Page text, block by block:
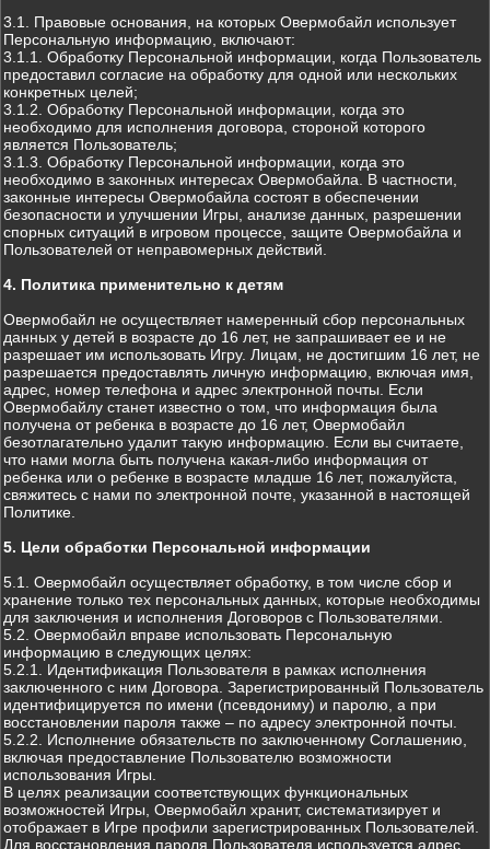
3.1. Правовые основания, на которых Овермобайл использует
Персональную информацию, включают:
3.1.1. Обработку Персональной информации, когда Пользователь
предоставил согласие на обработку для одной или нескольких
конкретных целей;
3.1.2. Обработку Персональной информации, когда это
необходимо для исполнения договора, стороной которого
является Пользователь;
3.1.3. Обработку Персональной информации, когда это
необходимо в законных интересах Овермобайла. В частности,
законные интересы Овермобайла состоят в обеспечении
безопасности и улучшении Игры, анализе данных, разрешении
спорных ситуаций в игровом процессе, защите Овермобайла и
Пользователей от неправомерных действий.
4. Политика применительно к детям
Овермобайл не осуществляет намеренный сбор персональных
данных у детей в возрасте до 16 лет, не запрашивает ее и не
разрешает им использовать Игру. Лицам, не достигшим 16 лет, не
разрешается предоставлять личную информацию, включая имя,
адрес, номер телефона и адрес электронной почты. Если
Овермобайлу станет известно о том, что информация была
получена от ребенка в возрасте до 16 лет, Овермобайл
безотлагательно удалит такую информацию. Если вы считаете,
что нами могла быть получена какая-либо информация от
ребенка или о ребенке в возрасте младше 16 лет, пожалуйста,
свяжитесь с нами по электронной почте, указанной в настоящей
Политике.
5. Цели обработки Персональной информации
5.1. Овермобайл осуществляет обработку, в том числе сбор и
хранение только тех персональных данных, которые необходимы
для заключения и исполнения Договоров с Пользователями.
5.2. Овермобайл вправе использовать Персональную
информацию в следующих целях:
5.2.1. Идентификация Пользователя в рамках исполнения
заключенного с ним Договора. Зарегистрированный Пользователь
идентифицируется по имени (псевдониму) и паролю, а при
восстановлении пароля также – по адресу электронной почты.
5.2.2. Исполнение обязательств по заключенному Соглашению,
включая предоставление Пользователю возможности
использования Игры.
В целях реализации соответствующих функциональных
возможностей Игры, Овермобайл хранит, систематизирует и
отображает в Игре профили зарегистрированных Пользователей.
Для восстановления пароля Пользователя используется адрес